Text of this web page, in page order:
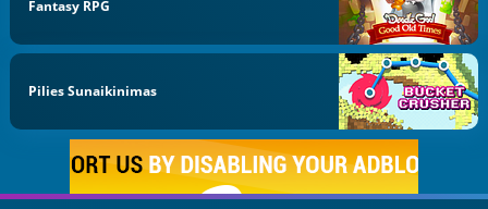
Fantasy RPG
Pilies Sunaikinimas